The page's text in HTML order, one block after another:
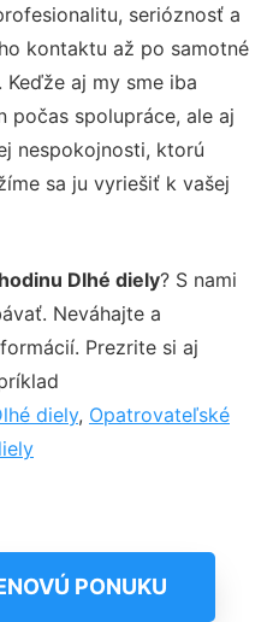
serióznosť a
kontaktu až po samotné
aj my sme iba
počas spolupráce, ale aj
nespokojnosti, ktorú
sa ju vyriešiť k vašej
Dlhé diely? S nami
Neváhajte a
Prezrite si aj
diely, Opatrovateľské
PONUKU